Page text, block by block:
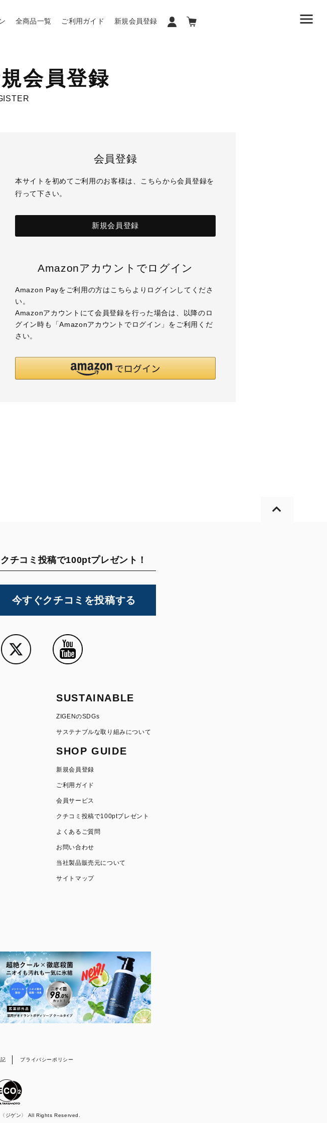
全商品一覧 ご利用ガイド 新規会員登録
会員登録
会員登録
本サイトを初めてご利用のお客様は、こちらから会員登録を
行って下さい。
新規会員登録
Amazonアカウントでログイン
Amazon Payをご利用の方はこちらよりログインしてくださ
い。
Amazonアカウントにて会員登録を行った場合は、以降のロ
グイン時も「Amazonアカウントでログイン」をご利用くだ
さい。
クチコミ投稿で100ptプレゼント！
今すぐクチコミを投稿する
SUSTAINABLE
ZIGENのSDGs
サステナブルな取り組みについて
SHOP GUIDE
新規会員登録
ご利用ガイド
会員サービス
クチコミ投稿で100ptプレゼント
よくあるご質問
お問い合わせ
当社製品販売元について
サイトマップ
プライバシーポリシー
ジゲン〉 All Rights Reserved.